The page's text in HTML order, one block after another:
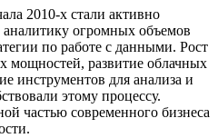
2010-х стали активно
аналитику огромных объемов
по работе с данными. Рост
мощностей, развитие облачных
инструментов для анализа и
этому процессу.
частью современного бизнеса